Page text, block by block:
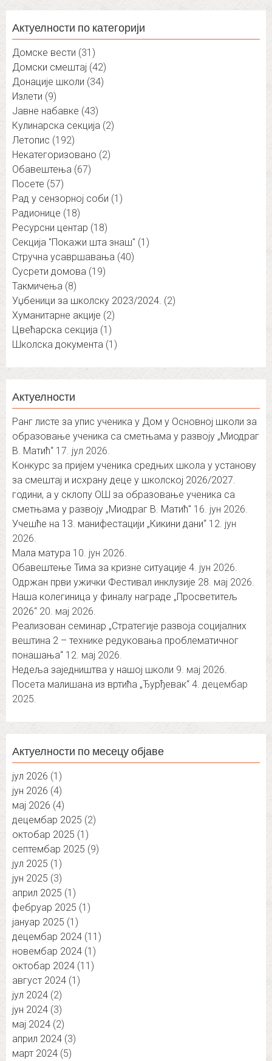
Актуелности по категорији
Домске вести (31)
Домски смештај (42)
Донације школи (34)
Излети (9)
Јавне набавке (43)
Кулинарска секција (2)
Летопис (192)
Некатегоризовано (2)
Обавештења (67)
Посете (57)
Рад у сензорној соби (1)
Радионице (18)
Ресурсни центар (18)
Секција "Покажи шта знаш" (1)
Стручна усавршавања (40)
Сусрети домова (19)
Такмичења (8)
Уџбеници за школску 2023/2024. (2)
Хуманитарне акције (2)
Цвећарска секција (1)
Школска документа (1)
Актуелности
Ранг листе за упис ученика у Дом у Основној школи за
образовање ученика са сметњама у развоју „Миодраг
В. Матић“ 17. јул 2026.
Конкурс за пријем ученика средњих школа у установу
за смештај и исхрану деце у школској 2026/2027.
години, а у склопу ОШ за образовање ученика са
сметњама у развоју „Миодраг В. Матић″ 16. јун 2026.
Учешће на 13. манифестацији „Кикини дани“ 12. јун
2026.
Мала матура 10. јун 2026.
Обавештење Тима за кризне ситуације 4. јун 2026.
Одржан први ужички Фестивал инклузије 28. мај 2026.
Наша колегиница у финалу награде „Просветитељ
2026“ 20. мај 2026.
Реализован семинар „Стратегије развоја социјалних
вештина 2 – технике редуковања проблематичног
понашања“ 12. мај 2026.
Недеља заједништва у нашој школи 9. мај 2026.
Посета малишана из вртића „Ђурђевак“ 4. децембар
2025.
Актуелности по месецу објаве
јул 2026 (1)
јун 2026 (4)
мај 2026 (4)
децембар 2025 (2)
октобар 2025 (1)
септембар 2025 (9)
јул 2025 (1)
јун 2025 (3)
април 2025 (1)
фебруар 2025 (1)
јануар 2025 (1)
децембар 2024 (11)
новембар 2024 (1)
октобар 2024 (11)
август 2024 (1)
јул 2024 (2)
јун 2024 (3)
мај 2024 (2)
април 2024 (3)
март 2024 (5)